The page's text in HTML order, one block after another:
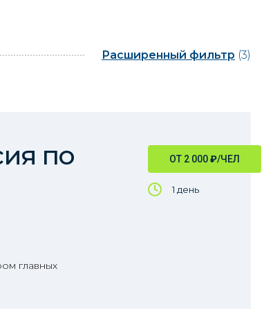
Расширенный фильтр (3)
ОТ 2 000₽/ЧЕЛ
1 день
по
главных